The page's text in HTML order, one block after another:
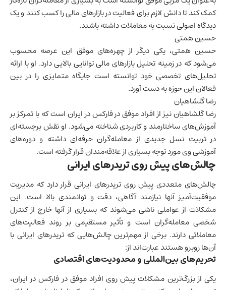
کمک کند تا دانش لازم برای فعالیت در بازارهای مالی را کسب کنند و یک
دیدگاه اصولی نسبت به معاملات داشته باشند.
حسین همتی
حسین همتی، یکی دیگر از چهره‌های موفق این عرصه محسوب
می‌شود که در زمینه تحلیل بازارهای مالی توانایی بالایی دارد. او با ارائه
تحلیل‌های تخصصی خود توانسته است جایگاه متمایزی را در بین
فعالان این حوزه به دست آورد.
رضا گلشاهیان
رضا گلشاهیان نیز از افراد موفق در فارکس در ایران است که با تمرکز بر
آموزش‌های ساختارمند و کاربردی شناخته می‌شود. او نقش برجسته‌ای
در تربیت نسل جدیدی از معامله‌گران حرفه‌ای داشته و دوره‌های
آموزشی وی مورد توجه بسیاری از علاقه‌مندان قرار گرفته است.
چالش‌های پیش روی تریدرهای ایرانی
چالش‌های متعددی پیش روی تریدرهای ایرانی قرار دارد که مدیریت
موفقیت‌آمیز آنها نیازمند آگاهی، دقت و توانمندی بالا است. این
مشکلات از عواملی ناشی می‌شوند که بسیاری از آنها خارج از کنترل
شخصی معامله‌گران است و تأثیر مستقیمی بر روند فعالیت‌های
معاملاتی دارند. برخی از مهم‌ترین چالش‌هایی که تریدرهای ایرانی با
آن‌ها روبرو هستند عبارت‌اند از:
تحریم‌های بین‌المللی و محدودیت‌های اقتصادی
یکی از بزرگ‌ترین مشکلات پیش روی افراد موفق در فارکس در ایران،